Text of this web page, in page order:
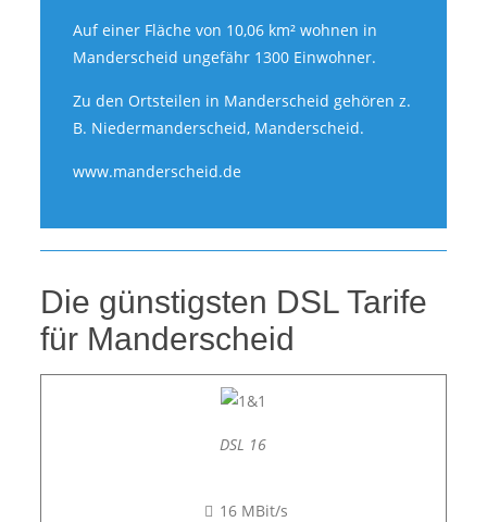
Auf einer Fläche von 10,06 km² wohnen in
Manderscheid ungefähr 1300 Einwohner.
Zu den Ortsteilen in Manderscheid gehören z.
B. Niedermanderscheid, Manderscheid.
www.manderscheid.de
Die günstigsten DSL Tarife
für Manderscheid
DSL 16
16 MBit/s